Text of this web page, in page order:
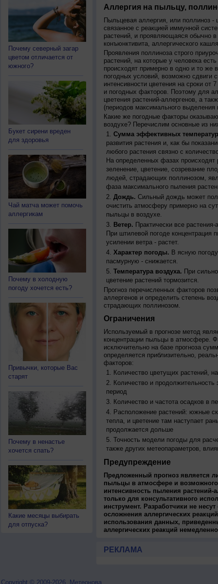
Почему северный загар
цветом отличается от
южного?
Букет сирени вреден
для здоровья
Чай матча может помочь
аллергикам
Почему в холодную
погоду хочется есть?
Привычки, которые Вас
старят
Почему в ненастье
хочется спать?
Какие месяцы выбирать
для отпуска?
Аллергия на пыльцу,
Пыльцевая аллергия, или поллиноз -
связанное с реакцией иммунной
растений, и проявляющаяся обычно
конъюнктивита, аллергического
Проявления поллиноза строго
растений, на которые у человека
происходят примерно в одно и то же
погодных условий, возможно сдвиги
интенсивности цветения на сроки от
и погодных факторов. Поэтому для
цветения растений-аллергенов, а
(периодов максимального
Какие же погодные факторы
воздухе? Перечислим основные из
Сумма эффективных
развития растения и, как бы
любого растения связно с
На определенных фазах происходят
зеленение, цветение, созревание
людей, страдающих поллинозом,
фаза максимального пыления
Дождь. Сильный дождь может
очистить атмосферу примерно на
пыльцы в воздухе.
Ветер. Практически все
При штилевой погоде
усилении ветра - растет.
Характер погоды. В ясную
пасмурную - снижается.
Температура воздуха. При
цветение растений тормозится.
Прогноз перечисленных факторов
аллергенов и определить степень
страдающих поллинозом.
Ограничения
Используемый в прогнозе метод
концентрации пыльцы в атмосфере.
исключительно на базе прогноза
определяется приблизительно,
факторов:
Количество цветущих растений,
Количество и продолжительность
период
Количество и частота осадков в
Расположение растений: южные
тепла, и цветение там наступает
продолжается дольше
Точность модели погоды для
также других метеопараметров,
Предупреждение
Предложенный прогноз является
пыльцы в атмосфере и
интенсивность пыления растений-
только для консультативного
инструмент. Разработчики не
осложнения аллергических
использования данных,
аллергических реакций
РЕКЛАМА
Copyright © 2009-2026, Метеонова